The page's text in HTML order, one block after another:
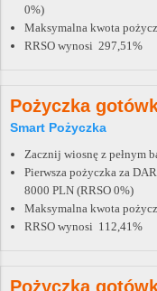
0%)
Maksymalna kwota
RRSO wynosi 297,51%
Pożyczka
Smart Pożyczka
Zacznij wiosnę z pełnym
Pierwsza pożyczka za
8000 PLN (RRSO 0%)
Maksymalna kwota
RRSO wynosi 112,41%
Pożyczka